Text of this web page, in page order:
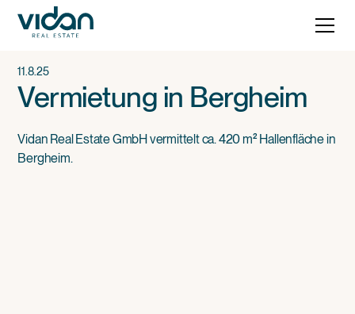
11.8.25
Vermietung in Bergheim
Vidan Real Estate GmbH vermittelt ca. 420 m² Hallenfläche in
Bergheim.